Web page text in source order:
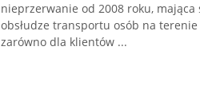
nieprzerwanie od 2008 roku,
obsłudze transportu osób na
zarówno dla klientów ...